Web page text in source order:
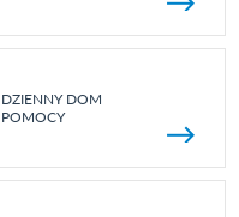
DZIENNY DOM
POMOCY